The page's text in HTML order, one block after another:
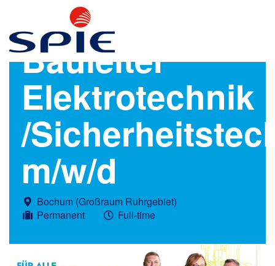
Bauleiter
Elektrotechnik
/
m/w/d
Bochum (Großraum Ruhrgebiet)
Permanent
Full-time